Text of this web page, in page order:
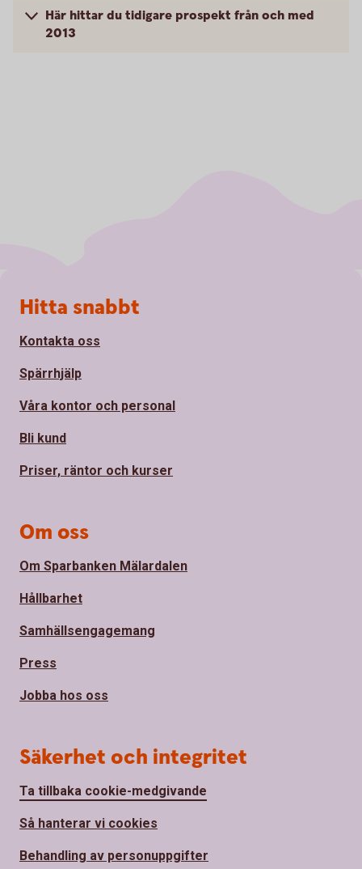
Här hittar du tidigare prospekt från och med
2013
Sidfot
Hitta snabbt
Kontakta oss
Spärrhjälp
Våra kontor och personal
Bli kund
Priser, räntor och kurser
Om oss
Om Sparbanken Mälardalen
Hållbarhet
Samhällsengagemang
Press
Jobba hos oss
Säkerhet och integritet
Ta tillbaka cookie-medgivande
Så hanterar vi cookies
Behandling av personuppgifter